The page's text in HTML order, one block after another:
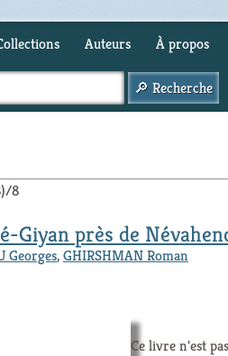
Auteurs À propos
8
Giyan près de
Georges,GHIRSHMAN Roman
Ce livre n'est